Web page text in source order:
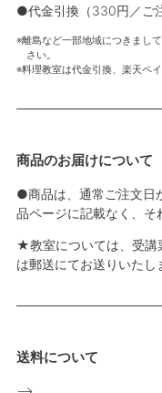
●代金引換（330円／ご
離島など一部地域につきまし
さい。
料理教室は代金引換、楽天ペイ
商品のお届けについて
●商品は、通常ご注文日
品ページに記載なく、そ
★教室については、受講
は郵送にてお送りいたし
送料について